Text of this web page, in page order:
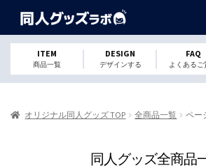
ITEM
商品一覧
DESIGN
デザインする
FAQ
よくあるご
オリジナル同人グッズ TOP 全商品一覧 ペー
同人グッズ全商品